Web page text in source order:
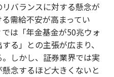
バランスに対する懸念が
需給不安が高まってい
は「年金基金が50兆ウォ
る」との主張が広まり、
しかし、証券業界では実
念するほど大きくないと